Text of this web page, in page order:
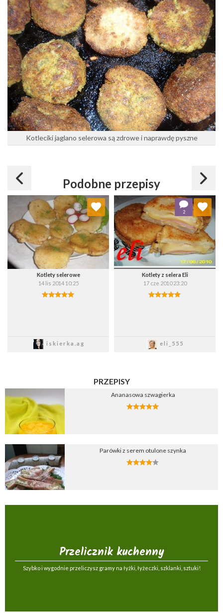
Kotleciki jaglano selerowa są zdrowe i naprawdę pyszne
Podobne przepisy
Kotlety selerowe
14 lis 2014 10:25
iskierka.ag
Dodaj do ulubionych
Wybierz listę:
Kotlety z selera Eli
17 cze 2010 23:20
eli_555
2
Dodaj do ulubionych
Wybierz listę:
Zapisz
PRZEPISY
Ananasowa szwagierka
Parówki z serem otulone szynka
Przelicznik kuchenny
Szybko i wygodnie przeliczysz gramy na łyżki, łyżeczki, szklanki, sztuki!